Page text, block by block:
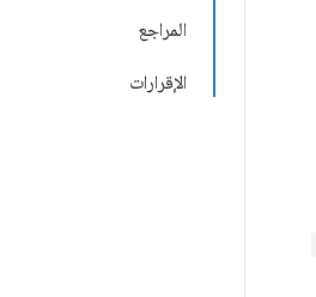
المراجع
الإقرارات